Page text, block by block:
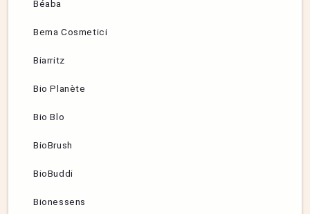
Béaba
Bema Cosmetici
Biarritz
Bio Planète
Bio Blo
BioBrush
BioBuddi
Bionessens